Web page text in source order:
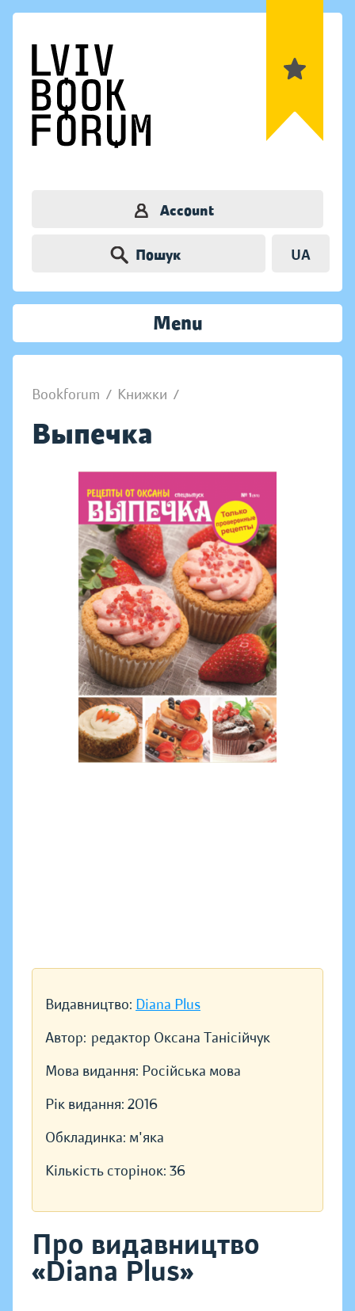
Account
Пошук UA
Menu
Bookforum / Книжки /
Выпечка
Видавництво: Diana Plus
Автор: редактор Оксана Танісійчук
Мова видання: Російська мова
Рік видання: 2016
Обкладинка: м'яка
Кількість сторінок: 36
Про видавництво
«Diana Plus»